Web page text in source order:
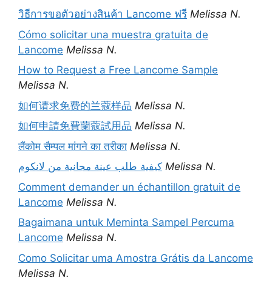
วิธีการขอตัวอย่างสินค้า Lancome ฟรี Melissa N.
Cómo solicitar una muestra gratuita de
Lancome Melissa N.
How to Request a Free Lancome Sample
Melissa N.
如何请求免费的兰蔻样品 Melissa N.
如何申請免費蘭蔻試用品 Melissa N.
लैंकोम सैम्पल मांगने का तरीका Melissa N.
كيفية طلب عينة مجانية من لانكوم Melissa N.
Comment demander un échantillon gratuit de
Lancome Melissa N.
Bagaimana untuk Meminta Sampel Percuma
Lancome Melissa N.
Como Solicitar uma Amostra Grátis da Lancome
Melissa N.